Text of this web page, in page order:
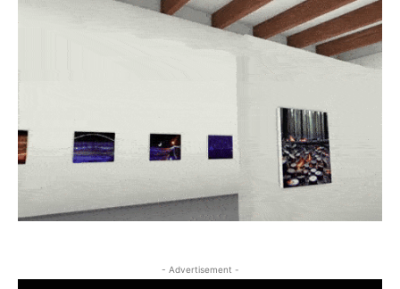
- Advertisement -